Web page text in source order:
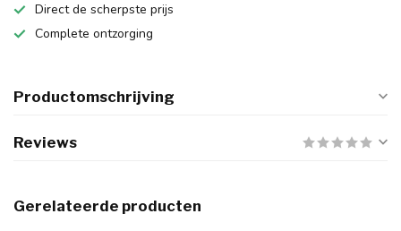
Direct de scherpste prijs
Complete ontzorging
Productomschrijving
Reviews
Gerelateerde producten